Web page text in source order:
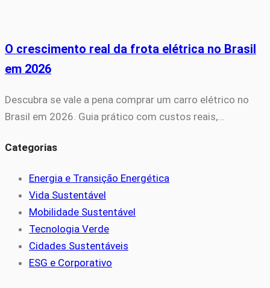
O crescimento real da frota elétrica no Brasil
em 2026
Descubra se vale a pena comprar um carro elétrico no
Brasil em 2026. Guia prático com custos reais,…
Categorias
Energia e Transição Energética
Vida Sustentável
Mobilidade Sustentável
Tecnologia Verde
Cidades Sustentáveis
ESG e Corporativo